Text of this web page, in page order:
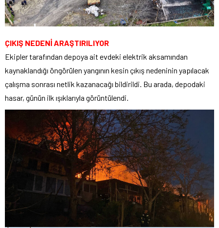
ÇIKIŞ NEDENİ ARAŞTIRILIYOR
Ekipler tarafından depoya ait evdeki elektrik aksamından
kaynaklandığı öngörülen yangının kesin çıkış nedeninin yapılacak
çalışma sonrası netlik kazanacağı bildirildi. Bu arada, depodaki
hasar, günün ilk ışıklarıyla görüntülendi.